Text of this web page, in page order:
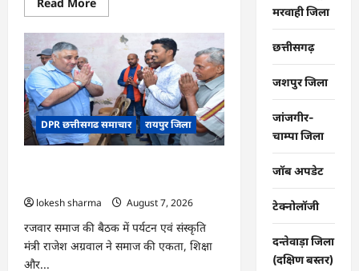
more
CG
संरक्षण
से
बदला
जीवन
:
धमतरी
के
भोथापारा
आर्थिक
का
नया
आधार
DPR छत्तीसगढ समाचार रायपुर जिला
lokesh sharma
August 7, 2026
रजवार समाज की बैठक में पर्यटन एवं संस्कृति
मंत्री राजेश अग्रवाल ने समाज की एकता, शिक्षा
और...
मरवाही जिला
छत्तीसगढ़
जशपुर जिला
जांजगीर-
चाम्पा जिला
जॉब अपडेट
टेक्नोलॉजी
दन्तेवाड़ा जिला
(दक्षिण बस्तर)